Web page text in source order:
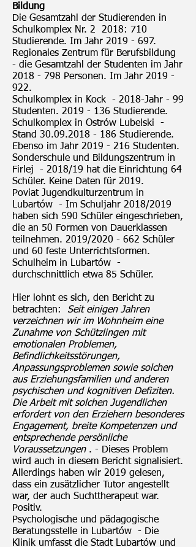
Bildung
Die Gesamtzahl der Studierenden in
Schulkomplex Nr. 2 2018: 710
Studierende. Im Jahr 2019 - 697.
Regionales Zentrum für Berufsbildung
- die Gesamtzahl der Studenten im Jahr
2018 - 798 Personen. Im Jahr 2019 -
922.
Schulkomplex in Kock - 2018-Jahr - 99
Studenten. 2019 - 136 Studierende.
Schulkomplex in Ostrów Lubelski -
Stand 30.09.2018 - 186 Studierende.
Ebenso im Jahr 2019 - 216 Studenten.
Sonderschule und Bildungszentrum in
Firlej - 2018/19 hat die Einrichtung 64
Schüler. Keine Daten für 2019.
Poviat Jugendkulturzentrum in
Lubartów - Im Schuljahr 2018/2019
haben sich 590 Schüler eingeschrieben,
die an 50 Formen von Dauerklassen
teilnehmen. 2019/2020 - 662 Schüler
und 60 feste Unterrichtsformen.
Schulheim in Lubartów -
durchschnittlich etwa 85 Schüler.
Hier lohnt es sich, den Bericht zu
betrachten: Seit einigen Jahren
verzeichnen wir im Wohnheim eine
Zunahme von Schützlingen mit
emotionalen Problemen,
Befindlichkeitsstörungen,
Anpassungsproblemen sowie solchen
aus Erziehungsfamilien und anderen
psychischen und kognitiven Defiziten.
Die Arbeit mit solchen Jugendlichen
erfordert von den Erziehern besonderes
Engagement, breite Kompetenzen und
entsprechende persönliche
Voraussetzungen. - Dieses Problem
wird auch in diesem Bericht signalisiert.
Allerdings haben wir 2019 gelesen,
dass ein zusätzlicher Tutor angestellt
war, der auch Suchttherapeut war.
Positiv.
Psychologische und pädagogische
Beratungsstelle in Lubartów - Die
Klinik umfasst die Stadt Lubartów und